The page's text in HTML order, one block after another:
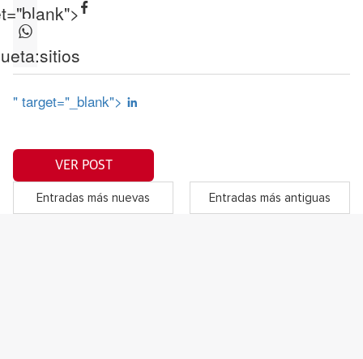
sitios
" target="_blank">
VER POST
Entradas más nuevas Entradas más antiguas